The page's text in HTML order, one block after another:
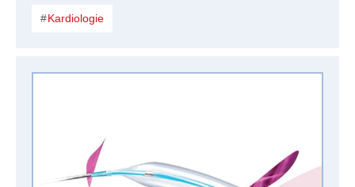
Kardiologie